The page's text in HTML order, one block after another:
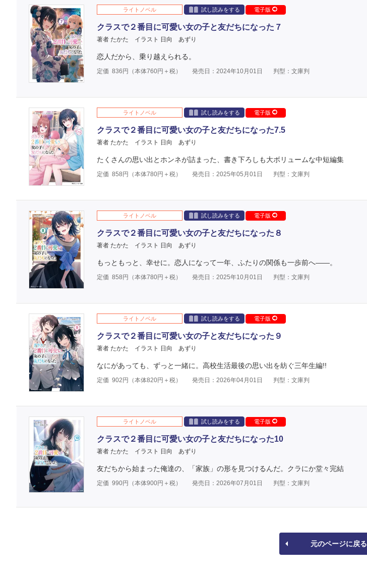
ライトノベル 試し読みをする 電子版
クラスで２番目に可愛い女の子と友だちになった７
著者 たかた イラスト 日向 あずり
恋人だから、乗り越えられる。
定価 836 円（本体760円＋税） 発売日：2024年10月01日 判型：文庫判
ライトノベル 試し読みをする 電子版
クラスで２番目に可愛い女の子と友だちになった7.5
著者 たかた イラスト 日向 あずり
たくさんの思い出とホンネが詰まった、書き下ろしも大ボリュームな中短編集
定価 858 円（本体780円＋税） 発売日：2025年05月01日 判型：文庫判
ライトノベル 試し読みをする 電子版
クラスで２番目に可愛い女の子と友だちになった８
著者 たかた イラスト 日向 あずり
もっともっと、幸せに。恋人になって一年、ふたりの関係も一歩前へ――。
定価 858 円（本体780円＋税） 発売日：2025年10月01日 判型：文庫判
ライトノベル 試し読みをする 電子版
クラスで２番目に可愛い女の子と友だちになった９
著者 たかた イラスト 日向 あずり
なにがあっても、ずっと一緒に。高校生活最後の思い出を紡ぐ三年生編!!
定価 902 円（本体820円＋税） 発売日：2026年04月01日 判型：文庫判
ライトノベル 試し読みをする 電子版
クラスで２番目に可愛い女の子と友だちになった10
著者 たかた イラスト 日向 あずり
友だちから始まった俺達の、「家族」の形を見つけるんだ。クラにか堂々完結
定価 990円（本体900円＋税） 発売日：2026年07月01日 判型：文庫判
元のページに戻る